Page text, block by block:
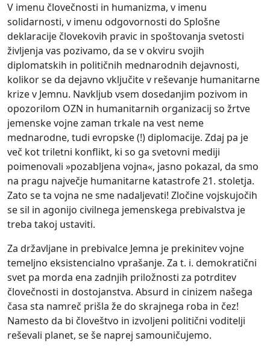
V imenu človečnosti in humanizma, v imenu
solidarnosti, v imenu odgovornosti do Splošne
deklaracije človekovih pravic in spoštovanja svetosti
življenja vas pozivamo, da se v okviru svojih
diplomatskih in političnih mednarodnih dejavnosti,
kolikor se da dejavno vključite v reševanje humanitarne
krize v Jemnu. Navkljub vsem dosedanjim pozivom in
opozorilom OZN in humanitarnih organizacij so žrtve
jemenske vojne zaman trkale na vest neme
mednarodne, tudi evropske (!) diplomacije. Zdaj pa je
več kot triletni konflikt, ki so ga svetovni mediji
poimenovali »pozabljena vojna«, jasno pokazal, da smo
na pragu največje humanitarne katastrofe 21. stoletja.
Zato se ta vojna ne sme nadaljevati! Zločine vojskujočih
se sil in agonijo civilnega jemenskega prebivalstva je
treba takoj ustaviti.
Za državljane in prebivalce Jemna je prekinitev vojne
temeljno eksistencialno vprašanje. Za t. i. demokratični
svet pa morda ena zadnjih priložnosti za potrditev
človečnosti in dostojanstva. Absurd in cinizem našega
časa sta namreč prišla že do skrajnega roba in čez!
Namesto da bi človeštvo in izvoljeni politični voditelji
reševali planet, se še naprej samouničujemo.